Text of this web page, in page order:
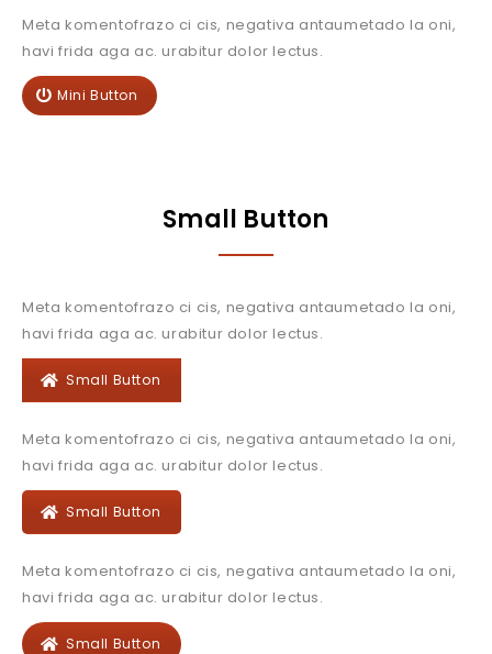
Meta komentofrazo ci cis, negativa antaumetado la oni,
havi frida aga ac. urabitur dolor lectus.
Mini Button
Small Button
Meta komentofrazo ci cis, negativa antaumetado la oni,
havi frida aga ac. urabitur dolor lectus.
Small Button
Meta komentofrazo ci cis, negativa antaumetado la oni,
havi frida aga ac. urabitur dolor lectus.
Small Button
Meta komentofrazo ci cis, negativa antaumetado la oni,
havi frida aga ac. urabitur dolor lectus.
Small Button